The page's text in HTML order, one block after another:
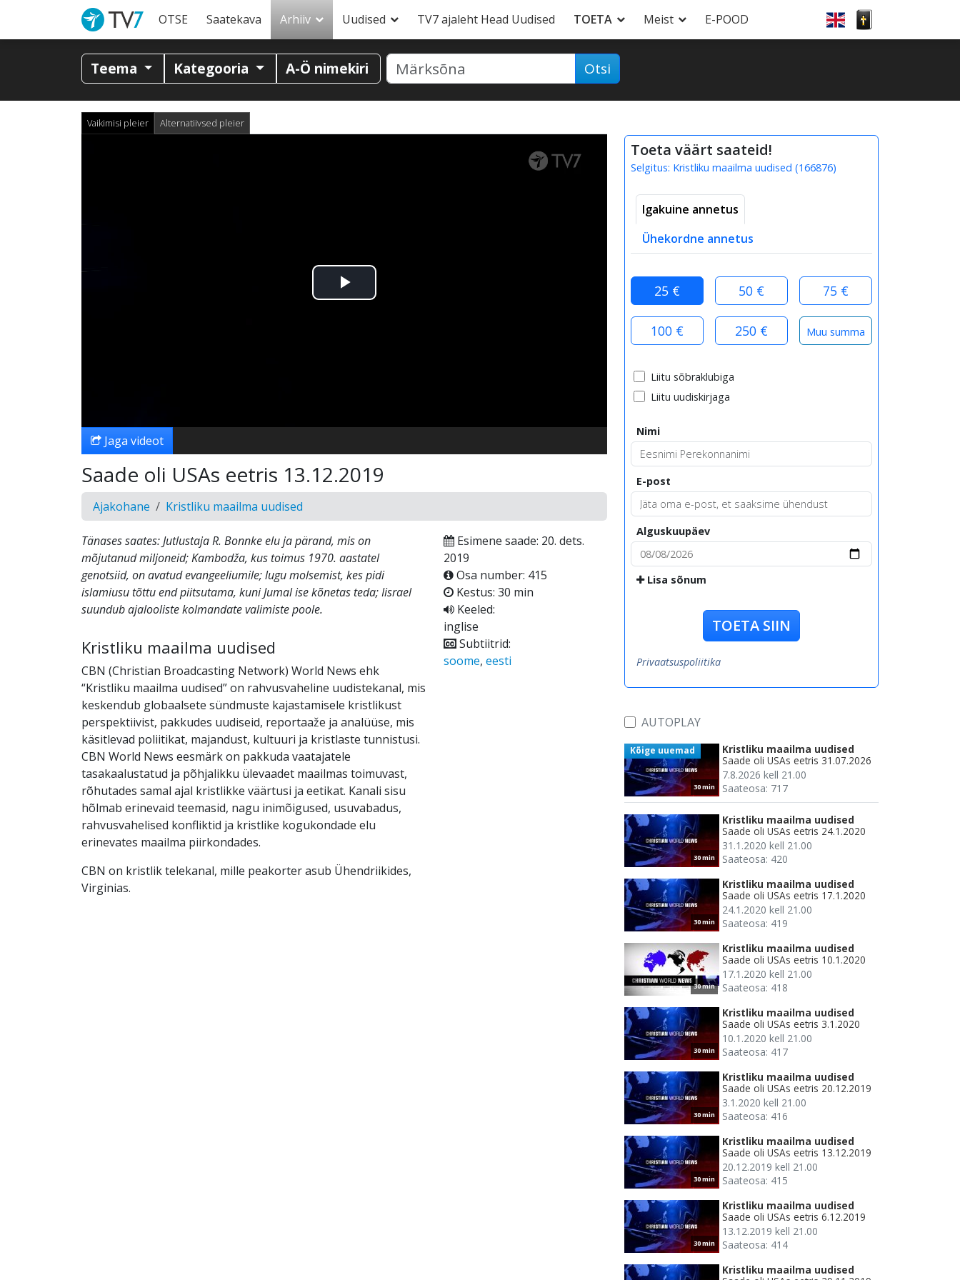
OTSE Saatekava Arhiiv Uudised TV7 ajaleht Head Uudised TOETA Meist E-POOD
Teema Kategooria A-Ö nimekiri Otsi
Vaikimisi pleier Alternatiivsed pleier
Esita
Jaga videot
Saade oli USAs eetris 13.12.2019
Ajakohane Kristliku maailma uudised
Tänases saates: Jutlustaja R. Bonnke elu ja pärand, mis on
mõjutanud miljoneid; Kambodža, kus toimus 1970. aastatel
genotsiid, on avatud evangeeliumile; lugu molsemist, kes pidi
islamiusu tõttu end piitsutama, kuni Jumal ise kõnetas teda; Iisrael
suundub ajalooliste kolmandate valimiste poole.
Kristliku maailma uudised
CBN (Christian Broadcasting Network) World News ehk
“Kristliku maailma uudised” on rahvusvaheline uudistekanal, mis
keskendub globaalsete sündmuste kajastamisele kristlikust
perspektiivist, pakkudes uudiseid, reportaaže ja analüüse, mis
käsitlevad poliitikat, majandust, kultuuri ja kristlaste tunnistusi.
CBN World News eesmärk on pakkuda vaatajatele
tasakaalustatud ja põhjalikku ülevaadet maailmas toimuvast,
rõhutades samal ajal kristlikke väärtusi ja eetikat. Kanali sisu
hõlmab erinevaid teemasid, nagu inimõigused, usuvabadus,
rahvusvahelised konfliktid ja kristlike kogukondade elu
erinevates maailma piirkondades.
CBN on kristlik telekanal, mille peakorter asub Ühendriikides,
Virginias.
Esimene saade: 20. dets.
2019
Osa number: 415
Kestus: 30 min
Keeled:
inglise
Subtiitrid:
soome, eesti
Toeta väärt saateid!
Selgitus: Kristliku maailma uudised (166876)
Igakuine annetus
Ühekordne annetus
25 € 50 € 75 €
100 € 250 €
Liitu sõbraklubiga
Liitu uudiskirjaga
Nimi
E-post
Alguskuupäev
Lisa sõnum
TOETA SIIN
Privaatsuspoliitika
AUTOPLAY
30 min
Kõige uuemad
Kristliku maailma uudised
Saade oli USAs eetris 31.07.2026
7.8.2026 kell 21.00
Saateosa: 717
30 min
Kristliku maailma uudised
Saade oli USAs eetris 24.1.2020
31.1.2020 kell 21.00
Saateosa: 420
30 min
Kristliku maailma uudised
Saade oli USAs eetris 17.1.2020
24.1.2020 kell 21.00
Saateosa: 419
30 min
Kristliku maailma uudised
Saade oli USAs eetris 10.1.2020
17.1.2020 kell 21.00
Saateosa: 418
30 min
Kristliku maailma uudised
Saade oli USAs eetris 3.1.2020
10.1.2020 kell 21.00
Saateosa: 417
30 min
Kristliku maailma uudised
Saade oli USAs eetris 20.12.2019
3.1.2020 kell 21.00
Saateosa: 416
30 min
Kristliku maailma uudised
Saade oli USAs eetris 13.12.2019
20.12.2019 kell 21.00
Saateosa: 415
30 min
Kristliku maailma uudised
Saade oli USAs eetris 6.12.2019
13.12.2019 kell 21.00
Saateosa: 414
Kristliku maailma uudised